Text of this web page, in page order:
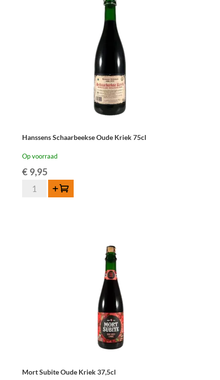
Hanssens Schaarbeekse Oude Kriek 75cl
Op voorraad
€9,95
Hanssens
Schaarbeekse
Toevoegen
Mort Subite Oude Kriek 37,5cl